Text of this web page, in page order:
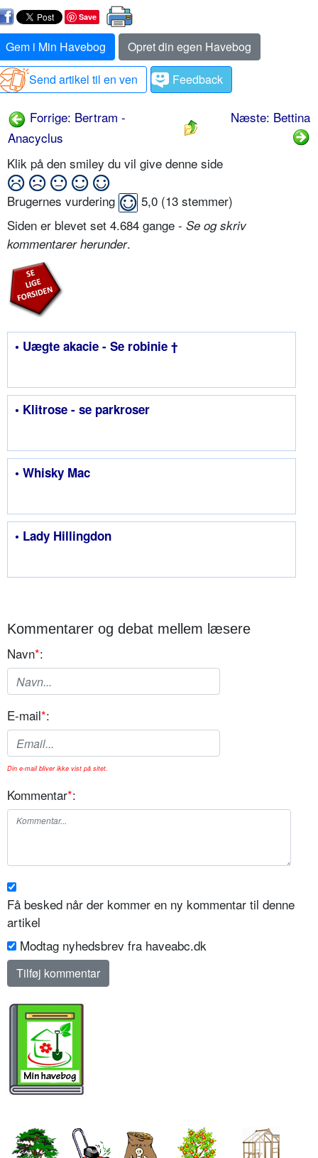
Save
Gem i Min Havebog
Opret din egen Havebog
Send artikel til en ven
Feedback
Forrige: Bertram -
Anacyclus
Næste: Bettina
Klik på den smiley du vil give denne side
Brugernes vurdering 5,0 (13 stemmer)
Siden er blevet set 4.684 gange - Se og skriv
kommentarer herunder.
• Uægte akacie - Se robinie †
• Klitrose - se parkroser
• Whisky Mac
• Lady Hillingdon
Kommentarer og debat mellem læsere
Navn*:
E-mail*:
Din e-mail bliver ikke vist på sitet.
Kommentar*:
Få besked når der kommer en ny kommentar til denne
artikel
Modtag nyhedsbrev fra haveabc.dk